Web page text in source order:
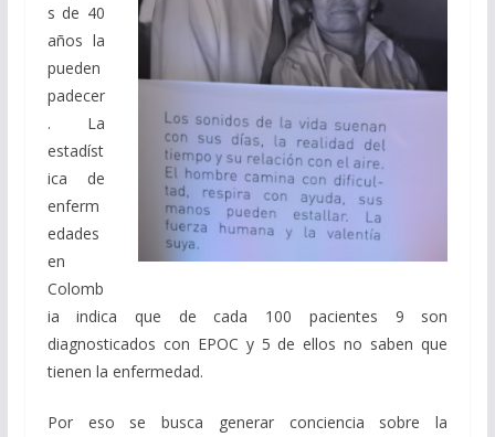
s de 40
años la
pueden
padecer
. La
estadíst
ica de
enferm
edades
en
Colomb
ia indica que de cada 100 pacientes 9 son
diagnosticados con EPOC y 5 de ellos no saben que
tienen la enfermedad.
Por eso se busca generar conciencia sobre la